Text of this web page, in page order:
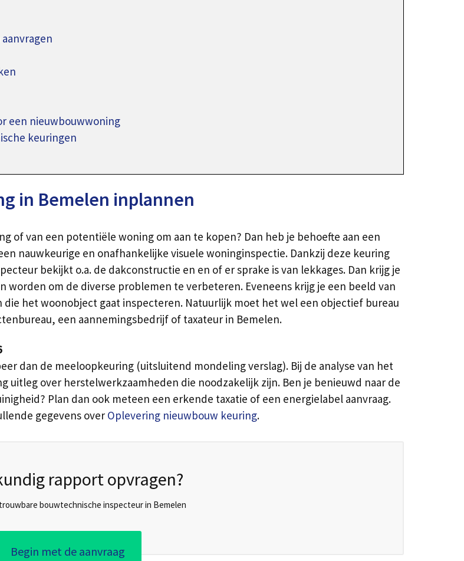
een nieuwbouwwoning
keuringen
in Bemelen inplannen
of van een potentiële woning om aan te kopen? Dan heb je behoefte aan een
nauwkeurige en onafhankelijke visuele woninginspectie. Dankzij deze keuring
bekijkt o.a. de dakconstructie en en of er sprake is van lekkages. Dan krijg je
om de diverse problemen te verbeteren. Eveneens krijg je een beeld van
het woonobject gaat inspecteren. Natuurlijk moet het wel een objectief bureau
een aannemingsbedrijf of taxateur in Bemelen.
dan de meeloopkeuring (uitsluitend mondeling verslag). Bij de analyse van het
over herstelwerkzaamheden die noodzakelijk zijn. Ben je benieuwd naar de
Plan dan ook meteen een erkende taxatie of een energielabel aanvraag.
gegevens over Oplevering nieuwbouw keuring.
rapport opvragen?
bouwtechnische inspecteur in Bemelen
Begin met de aanvraag